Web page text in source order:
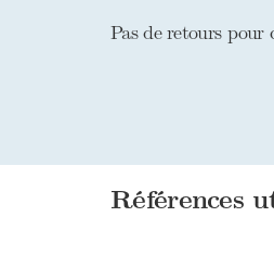
Pas de retours pour
Références